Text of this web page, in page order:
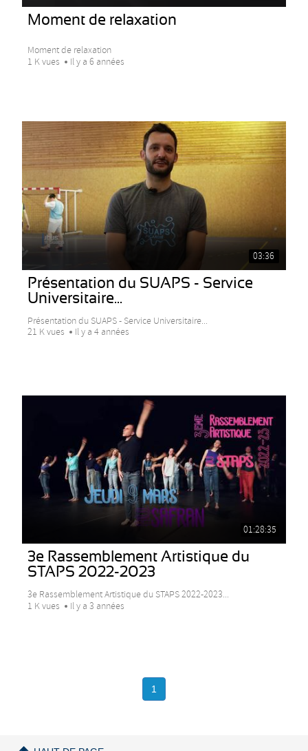
Moment de relaxation
Moment de relaxation
1 K vues
Il y a 6 années
03:36
Présentation du SUAPS - Service
Universitaire...
Présentation du SUAPS - Service Universitaire...
21 K vues
Il y a 4 années
01:28:35
3e Rassemblement Artistique du
STAPS 2022-2023
3e Rassemblement Artistique du STAPS 2022-2023...
1 K vues
Il y a 3 années
1